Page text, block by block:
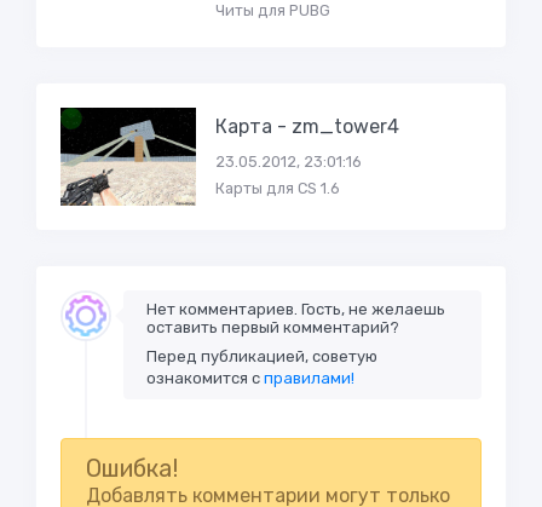
Читы для PUBG
Карта - zm_tower4
23.05.2012, 23:01:16
Карты для CS 1.6
Нет комментариев. Гость, не желаешь
оставить первый комментарий?
Перед публикацией, советую
ознакомится справилами!
Ошибка!
Добавлять комментарии могут только